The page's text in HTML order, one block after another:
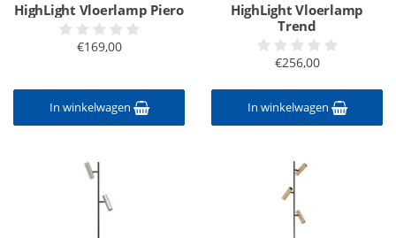
HighLight Vloerlamp Piero
€169,00
In winkelwagen
HighLight Vloerlamp
Trend
€256,00
In winkelwagen